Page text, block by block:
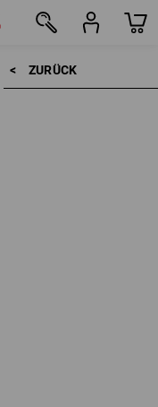
ZURÜCK    >